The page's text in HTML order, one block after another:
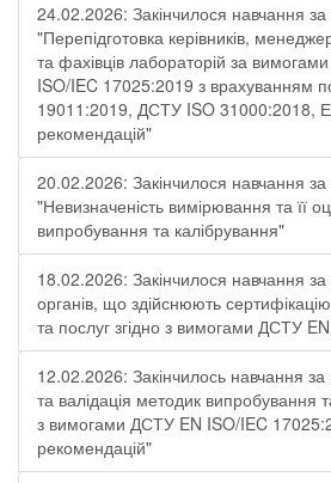
24.02.2026: Закінчилося навчання
"Перепідготовка керівників,
та фахівців лабораторій за
ISO/IEC 17025:2019 з врахуванням
19011:2019, ДСТУ ISO 31000:2018,
рекомендацій"
20.02.2026: Закінчилося навчання
"Невизначеність вимірювання та її
випробування та калібрування"
18.02.2026: Закінчилося навчання
органів, що здійснюють
та послуг згідно з вимогами ДСТУ
12.02.2026: Закінчилось навчання
та валідація методик випробування
з вимогами ДСТУ EN ISO/IEC
рекомендацій"